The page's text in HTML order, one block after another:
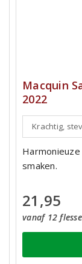
Macquin
2022
Krachtig,
smaken.
21,95
vanaf 12